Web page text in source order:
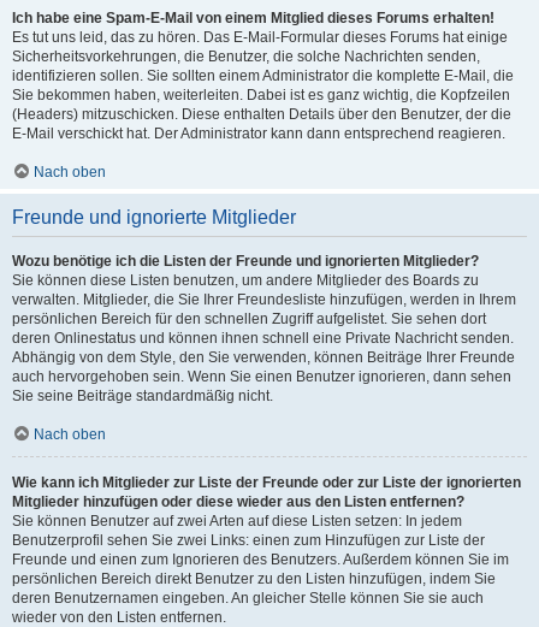
Ich habe eine Spam-E-Mail von einem Mitglied dieses Forums erhalten!
Es tut uns leid, das zu hören. Das E-Mail-Formular dieses Forums hat einige
Sicherheitsvorkehrungen, die Benutzer, die solche Nachrichten senden,
identifizieren sollen. Sie sollten einem Administrator die komplette E-Mail, die
Sie bekommen haben, weiterleiten. Dabei ist es ganz wichtig, die Kopfzeilen
(Headers) mitzuschicken. Diese enthalten Details über den Benutzer, der die
E-Mail verschickt hat. Der Administrator kann dann entsprechend reagieren.
Nach oben
Freunde und ignorierte Mitglieder
Wozu benötige ich die Listen der Freunde und ignorierten Mitglieder?
Sie können diese Listen benutzen, um andere Mitglieder des Boards zu
verwalten. Mitglieder, die Sie Ihrer Freundesliste hinzufügen, werden in Ihrem
persönlichen Bereich für den schnellen Zugriff aufgelistet. Sie sehen dort
deren Onlinestatus und können ihnen schnell eine Private Nachricht senden.
Abhängig von dem Style, den Sie verwenden, können Beiträge Ihrer Freunde
auch hervorgehoben sein. Wenn Sie einen Benutzer ignorieren, dann sehen
Sie seine Beiträge standardmäßig nicht.
Nach oben
Wie kann ich Mitglieder zur Liste der Freunde oder zur Liste der ignorierten
Mitglieder hinzufügen oder diese wieder aus den Listen entfernen?
Sie können Benutzer auf zwei Arten auf diese Listen setzen: In jedem
Benutzerprofil sehen Sie zwei Links: einen zum Hinzufügen zur Liste der
Freunde und einen zum Ignorieren des Benutzers. Außerdem können Sie im
persönlichen Bereich direkt Benutzer zu den Listen hinzufügen, indem Sie
deren Benutzernamen eingeben. An gleicher Stelle können Sie sie auch
wieder von den Listen entfernen.